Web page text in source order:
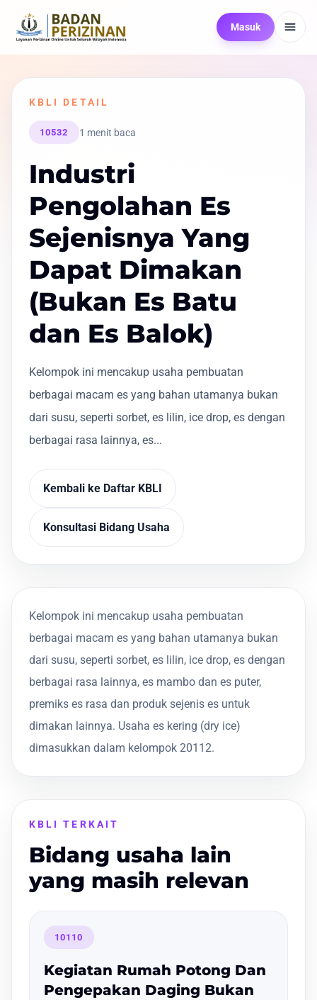
Masuk
KBLI DETAIL
10532 1 menit baca
Industri
Pengolahan Es
Sejenisnya Yang
Dapat Dimakan
(Bukan Es Batu
dan Es Balok)
Kelompok ini mencakup usaha pembuatan
berbagai macam es yang bahan utamanya bukan
dari susu, seperti sorbet, es lilin, ice drop, es dengan
berbagai rasa lainnya, es...
Kembali ke Daftar KBLI
Konsultasi Bidang Usaha
Kelompok ini mencakup usaha pembuatan
berbagai macam es yang bahan utamanya bukan
dari susu, seperti sorbet, es lilin, ice drop, es dengan
berbagai rasa lainnya, es mambo dan es puter,
premiks es rasa dan produk sejenis es untuk
dimakan lainnya. Usaha es kering (dry ice)
dimasukkan dalam kelompok 20112.
KBLI TERKAIT
Bidang usaha lain
yang masih relevan
10110
Kegiatan Rumah Potong Dan
Pengepakan Daging Bukan